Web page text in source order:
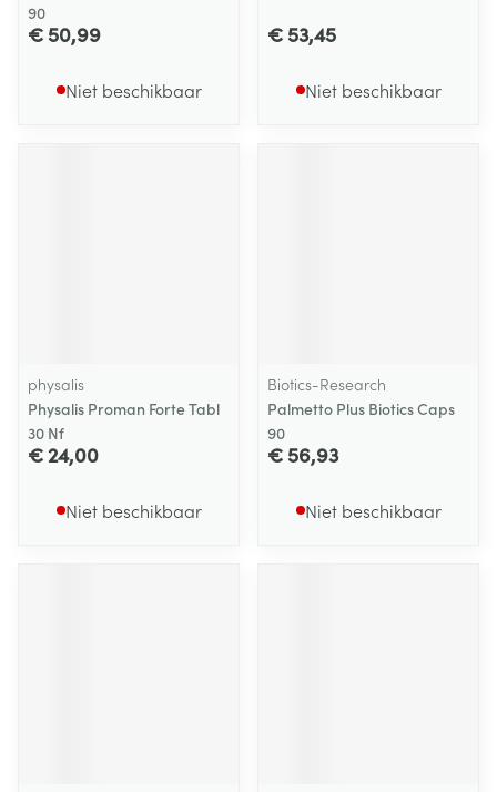
90
€ 50,99
Niet beschikbaar
€ 53,45
Niet beschikbaar
physalis
Physalis Proman Forte Tabl
30 Nf
€ 24,00
Niet beschikbaar
Biotics-Research
Palmetto Plus Biotics Caps
90
€ 56,93
Niet beschikbaar